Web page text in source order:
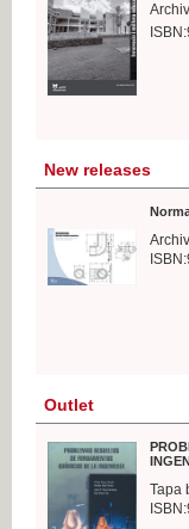
New releases
Outlet
Tapa